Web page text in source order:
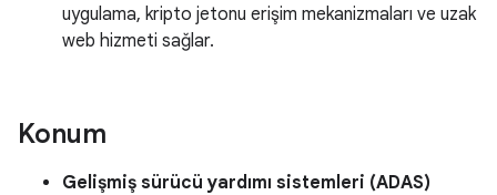
uygulama, kripto jetonu erişim mekanizmaları ve uzak
web hizmeti sağlar.
Konum
Gelişmiş sürücü yardımı sistemleri (ADAS)